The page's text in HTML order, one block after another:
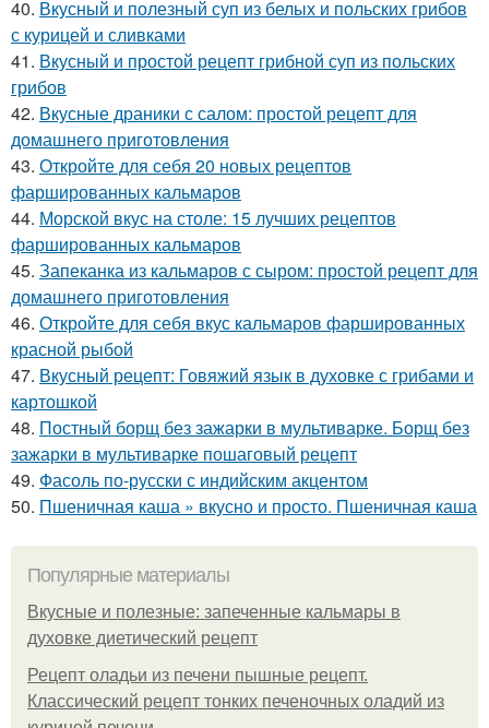
40. Вкусный и полезный суп из белых и польских грибов
с курицей и сливками
41. Вкусный и простой рецепт грибной суп из польских
грибов
42. Вкусные драники с салом: простой рецепт для
домашнего приготовления
43. Откройте для себя 20 новых рецептов
фаршированных кальмаров
44. Морской вкус на столе: 15 лучших рецептов
фаршированных кальмаров
45. Запеканка из кальмаров с сыром: простой рецепт для
домашнего приготовления
46. Откройте для себя вкус кальмаров фаршированных
красной рыбой
47. Вкусный рецепт: Говяжий язык в духовке с грибами и
картошкой
48. Постный борщ без зажарки в мультиварке. Борщ без
зажарки в мультиварке пошаговый рецепт
49. Фасоль по-русски с индийским акцентом
50. Пшеничная каша » вкусно и просто. Пшеничная каша
Популярные материалы
Вкусные и полезные: запеченные кальмары в
духовке диетический рецепт
Рецепт оладьи из печени пышные рецепт.
Классический рецепт тонких печеночных оладий из